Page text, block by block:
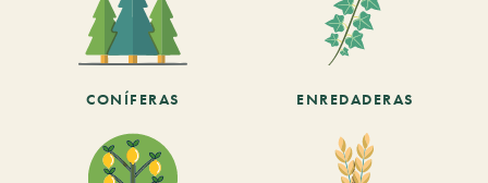
CONÍFERAS ENREDADERAS